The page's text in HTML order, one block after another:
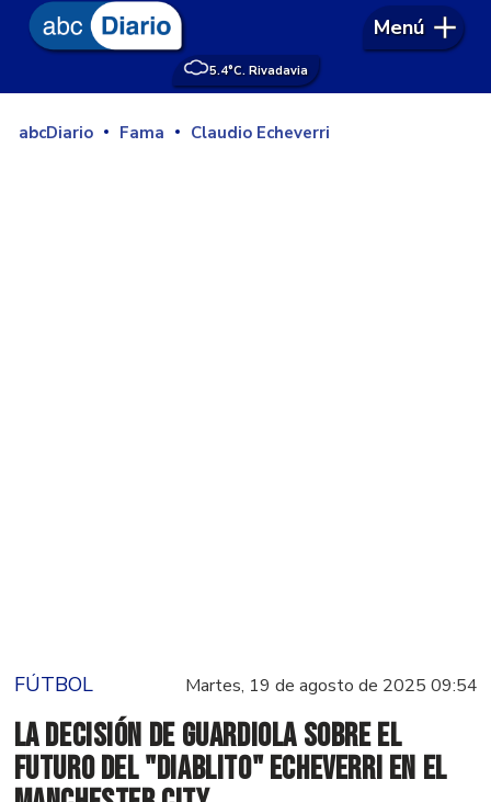
5.4°C. Rivadavia
Menú
abcDiario Fama Claudio Echeverri
FÚTBOL Martes, 19 de agosto de 2025 09:54
La decisión de Guardiola sobre el
futuro del "Diablito" Echeverri en el